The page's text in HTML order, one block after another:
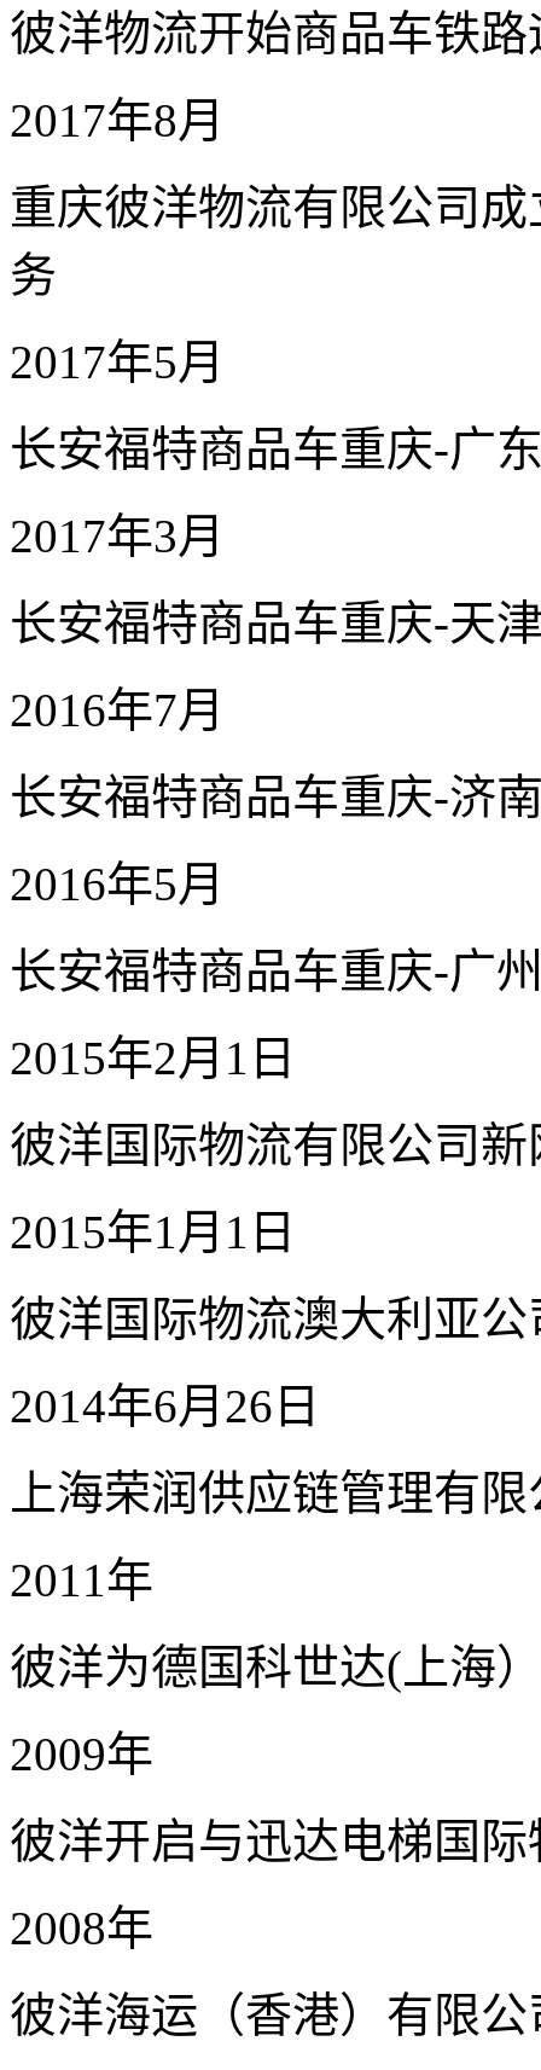
彼洋物流开始商品车铁
2017年8月
重庆彼洋物流有限公司
务
2017年5月
长安福特商品车重庆-广
2017年3月
长安福特商品车重庆-天
2016年7月
长安福特商品车重庆-济
2016年5月
长安福特商品车重庆-广
2015年2月1日
彼洋国际物流有限公司
2015年1月1日
彼洋国际物流澳大利亚
2014年6月26日
上海荣润供应链管理有
2011年
彼洋为德国科世达(上海
2009年
彼洋开启与迅达电梯国
2008年
彼洋海运（香港）有限公